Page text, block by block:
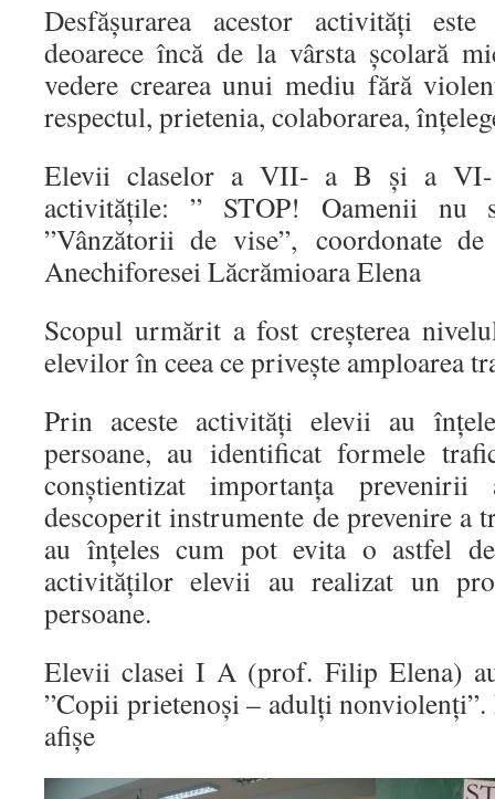
Desfășurarea acestor activități este
deoarece încă de la vârsta școlară
vedere crearea unui mediu fără
respectul, prietenia, colaborarea,
Elevii claselor a VII- a B și a
activitățile: ” STOP! Oamenii nu
”Vânzătorii de vise”, coordonate
Anechiforesei Lăcrămioara Elena
Scopul urmărit a fost creșterea
elevilor în ceea ce privește amploarea
Prin aceste activități elevii au
persoane, au identificat formele
conștientizat importanța prevenirii
descoperit instrumente de prevenire a
au înțeles cum pot evita o astfel
activităților elevii au realizat un
persoane.
Elevii clasei I A (prof. Filip Elena)
”Copii prietenoși – adulți nonviolenți”.
afișe